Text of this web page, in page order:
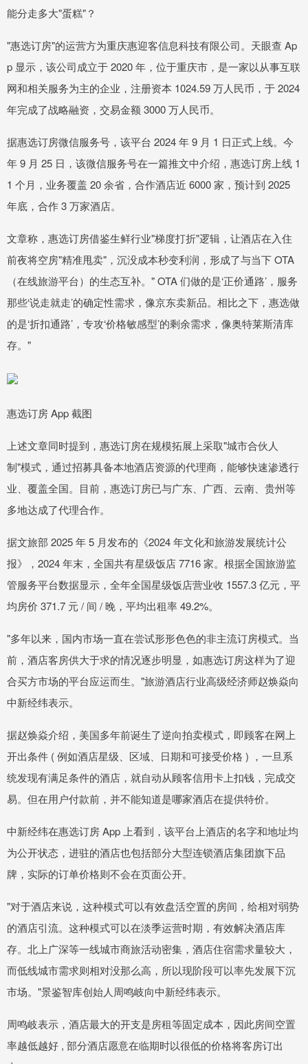
能分走多大"蛋糕"？
"惠选订房"的运营方为重庆惠迎客信息科技有限公司。天眼查 Ap
p 显示，该公司成立于 2020 年，位于重庆市，是一家以从事互联
网和相关服务为主的企业，注册资本 1024.59 万人民币，于 2024
年完成了战略融资，交易金额 3000 万人民币。
据惠选订房微信服务号，该平台 2024 年 9 月 1 日正式上线。今
年 9 月 25 日，该微信服务号在一篇推文中介绍，惠选订房上线 1
1 个月，业务覆盖 20 余省，合作酒店近 6000 家，预计到 2025
年底，合作 3 万家酒店。
文章称，惠选订房借鉴生鲜行业"梯度打折"逻辑，让酒店在入住
前夜将空房"精准甩卖"，沉没成本秒变利润，形成了与当下 OTA
（在线旅游平台）的生态互补。" OTA 们做的是‘正价通路’，服务
那些‘说走就走’的确定性需求，像京东卖新品。相比之下，惠选做
的是‘折扣通路’，专攻‘价格敏感型’的剩余需求，像奥特莱斯清库
存。"
惠选订房 App 截图
上述文章同时提到，惠选订房在规模拓展上采取"城市合伙人
制"模式，通过招募具备本地酒店资源的代理商，能够快速渗透行
业、覆盖全国。目前，惠选订房已与广东、广西、云南、贵州等
多地达成了代理合作。
据文旅部 2025 年 5 月发布的《2024 年文化和旅游发展统计公
报》，2024 年末，全国共有星级饭店 7716 家。根据全国旅游监
管服务平台数据显示，全年全国星级饭店营业收 1557.3 亿元，平
均房价 371.7 元 / 间 / 晚，平均出租率 49.2%。
"多年以来，国内市场一直在尝试形形色色的非主流订房模式。当
前，酒店客房供大于求的情况逐步明显，如惠选订房这样为了迎
合买方市场的平台应运而生。"旅游酒店行业高级经济师赵焕焱向
中新经纬表示。
据赵焕焱介绍，美国多年前诞生了逆向拍卖模式，即顾客在网上
开出条件 ( 例如酒店星级、区域、日期和可接受价格 ) ，一旦系
统发现有满足条件的酒店，就自动从顾客信用卡上扣钱，完成交
易。但在用户付款前，并不能知道是哪家酒店在提供特价。
中新经纬在惠选订房 App 上看到，该平台上酒店的名字和地址均
为公开状态，进驻的酒店也包括部分大型连锁酒店集团旗下品
牌，实际的订单价格则不会在页面公开。
"对于酒店来说，这种模式可以有效盘活空置的房间，给相对弱势
的酒店引流。这种模式可以在淡季运营时期，有效解决酒店库
存。北上广深等一线城市商旅活动密集，酒店住宿需求量较大，
而低线城市需求则相对没那么高，所以现阶段可以率先发展下沉
市场。"景鉴智库创始人周鸣岐向中新经纬表示。
周鸣岐表示，酒店最大的开支是房租等固定成本，因此房间空置
率越低越好 , 部分酒店愿意在临期时以很低的价格将客房订出